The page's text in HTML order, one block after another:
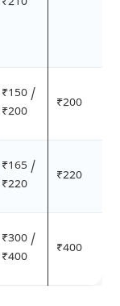
₹150 /
₹200
₹200
₹165 /
₹220
₹220
₹300 /
₹400
₹400